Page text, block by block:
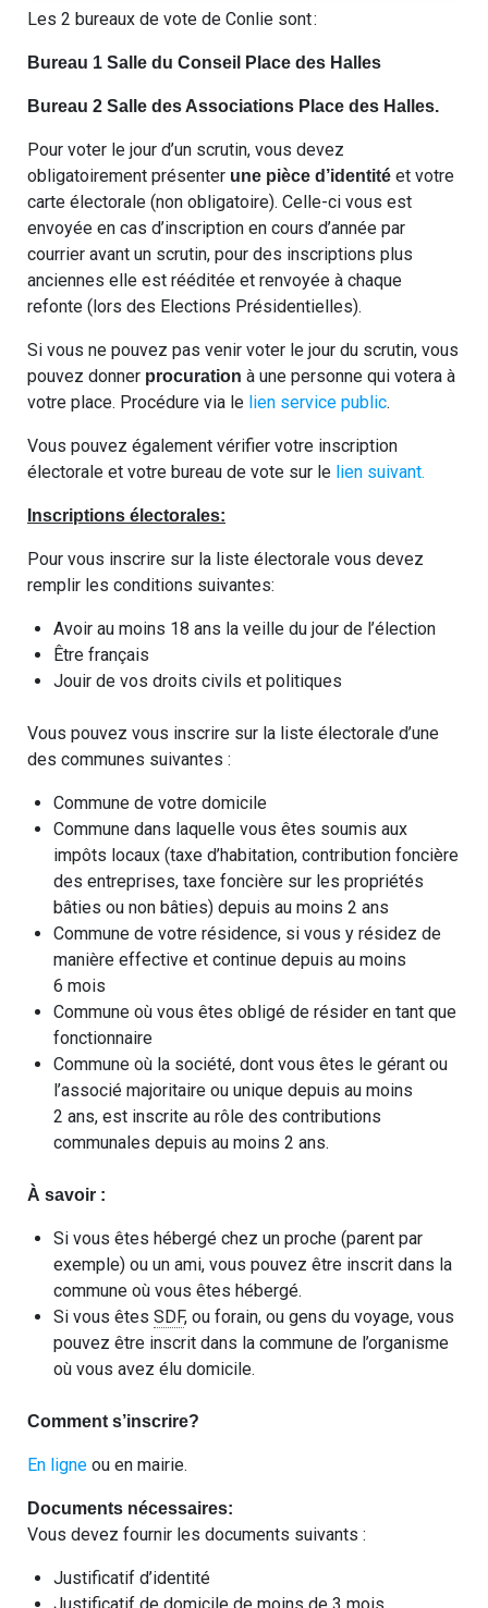
Les 2 bureaux de vote de Conlie sont :
Bureau 1 Salle du Conseil Place des Halles
Bureau 2 Salle des Associations Place des Halles.
Pour voter le jour d’un scrutin, vous devez
obligatoirement présenter une pièce d’identité et votre
carte électorale (non obligatoire). Celle-ci vous est
envoyée en cas d’inscription en cours d’année par
courrier avant un scrutin, pour des inscriptions plus
anciennes elle est rééditée et renvoyée à chaque
refonte (lors des Elections Présidentielles).
Si vous ne pouvez pas venir voter le jour du scrutin, vous
pouvez donner procuration à une personne qui votera à
votre place. Procédure via le lien service public.
Vous pouvez également vérifier votre inscription
électorale et votre bureau de vote sur le lien suivant.
Inscriptions électorales:
Pour vous inscrire sur la liste électorale vous devez
remplir les conditions suivantes:
Avoir au moins 18 ans la veille du jour de l’élection
Être français
Jouir de vos droits civils et politiques
Vous pouvez vous inscrire sur la liste électorale d’une
des communes suivantes :
Commune de votre domicile
Commune dans laquelle vous êtes soumis aux
impôts locaux (taxe d’habitation, contribution foncière
des entreprises, taxe foncière sur les propriétés
bâties ou non bâties) depuis au moins 2 ans
Commune de votre résidence, si vous y résidez de
manière effective et continue depuis au moins
6 mois
Commune où vous êtes obligé de résider en tant que
fonctionnaire
Commune où la société, dont vous êtes le gérant ou
l’associé majoritaire ou unique depuis au moins
2 ans, est inscrite au rôle des contributions
communales depuis au moins 2 ans.
À savoir :
Si vous êtes hébergé chez un proche (parent par
exemple) ou un ami, vous pouvez être inscrit dans la
commune où vous êtes hébergé.
Si vous êtes SDF, ou forain, ou gens du voyage, vous
pouvez être inscrit dans la commune de l’organisme
où vous avez élu domicile.
Comment s’inscrire?
En ligne ou en mairie.
Documents nécessaires:
Vous devez fournir les documents suivants :
Justificatif d’identité